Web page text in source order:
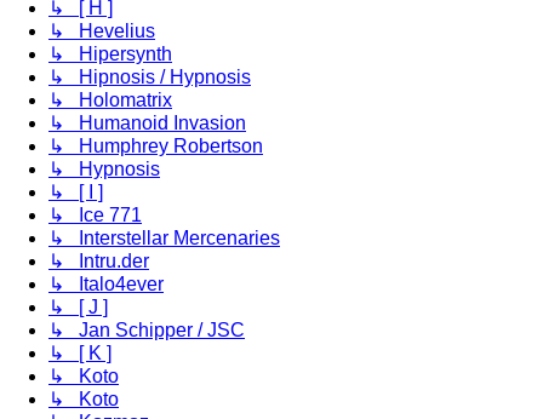
↳ [ H ]
↳ Hevelius
↳ Hipersynth
↳ Hipnosis / Hypnosis
↳ Holomatrix
↳ Humanoid Invasion
↳ Humphrey Robertson
↳ Hypnosis
↳ [ I ]
↳ Ice 771
↳ Interstellar Mercenaries
↳ Intru.der
↳ Italo4ever
↳ [ J ]
↳ Jan Schipper / JSC
↳ [ K ]
↳ Koto
↳ Koto